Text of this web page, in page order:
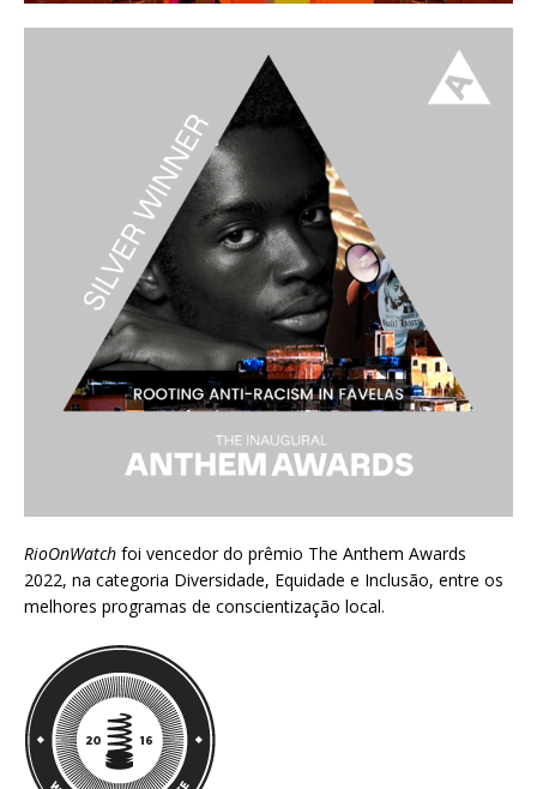
RioOnWatch foi vencedor do prêmio The Anthem Awards
2022, na categoria Diversidade, Equidade e Inclusão, entre os
melhores programas de conscientização local.